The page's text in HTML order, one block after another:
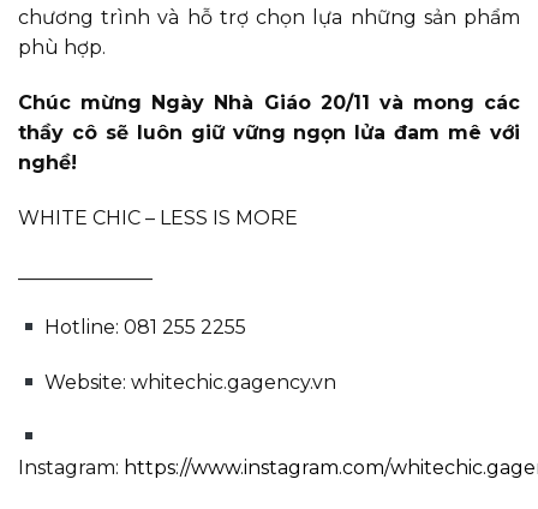
chương trình và hỗ trợ chọn lựa những sản phẩm
phù hợp.
Chúc mừng Ngày Nhà Giáo 20/11 và mong các
thầy cô sẽ luôn giữ vững ngọn lửa đam mê với
nghề!
WHITE CHIC – LESS IS MORE
Hotline: 081 255 2255
Website: whitechic.gagency.vn
Instagram: https://www.instagram.com/